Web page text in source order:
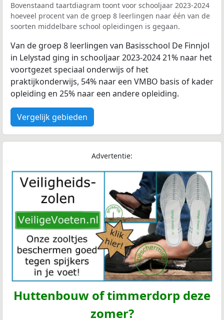
Bovenstaand taartdiagram toont voor schooljaar 2023-2024
hoeveel procent van de groep 8 leerlingen naar één van de
soorten middelbare school opleidingen is gegaan.
Van de groep 8 leerlingen van Basisschool De Finnjol
in Lelystad ging in schooljaar 2023-2024 21% naar het
voortgezet speciaal onderwijs of het
praktijkonderwijs, 54% naar een VMBO basis of kader
opleiding en 25% naar een andere opleiding.
Vergelijk gebieden
Advertentie:
Huttenbouw of timmerdorp deze
zomer?